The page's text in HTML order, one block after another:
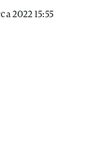
2022 15:55